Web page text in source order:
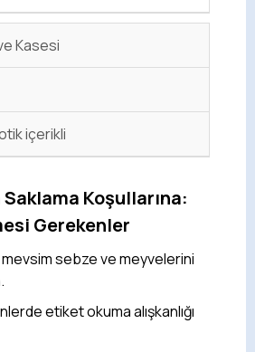
Kasesi
içerikli
Koşullarına:
Gerekenler
mevsim sebze ve meyvelerini
etiket okuma alışkanlığı